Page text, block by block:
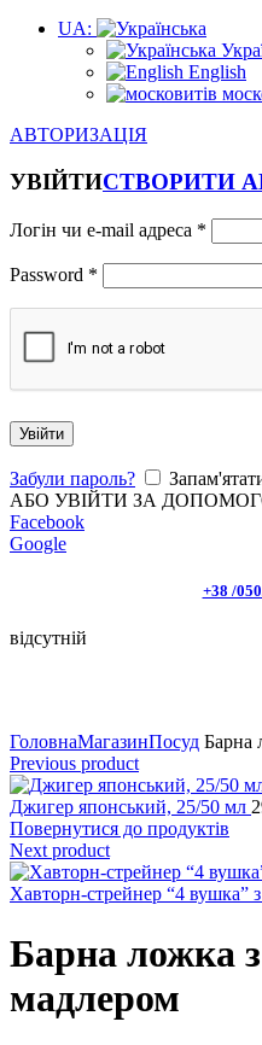
UA:
English
АВТОРИЗАЦІЯ
УВІЙТИСТВОРИТИ
Логін чи e-mail адреса *
Password *
Увійти
Забули пароль?
АБО УВІЙТИ ЗА
Facebook
Google
+38 /
відсутній
ГоловнаМагазинПосуд Барна
Previous product
Джигер японський, 25/50 мл
Повернутися до продуктів
Next product
Хавторн-стрейнер “4 вушка” з
Барна ложка
мадлером